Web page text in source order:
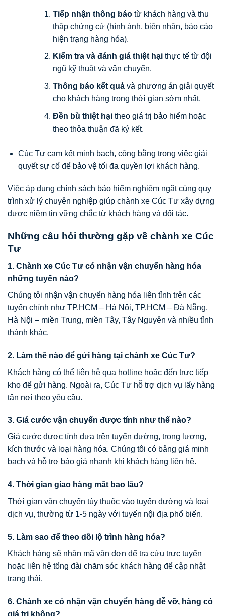
Tiếp nhận thông báotừ khách hàng và thu
thập chứng cứ (hình ảnh, biên nhận, báo cáo
hiện trạng hàng hóa).
Kiểm tra và đánh giá thiệt hạithực tế từ đội
ngũ kỹ thuật và vận chuyển.
Thông báo kết quảvà phương án giải quyết
cho khách hàng trong thời gian sớm nhất.
Đền bù thiệt hạitheo giá trị bảo hiểm hoặc
theo thỏa thuận đã ký kết.
Cúc Tư cam kết minh bạch, công bằng trong việc giải
quyết sự cố để bảo vệ tối đa quyền lợi khách hàng.
Việc áp dụng chính sách bảo hiểm nghiêm ngặt cùng quy
trình xử lý chuyên nghiệp giúp chành xe Cúc Tư xây dựng
được niềm tin vững chắc từ khách hàng và đối tác.
Những câu hỏi thường gặp về chành xe Cúc
Tư
1. Chành xe Cúc Tư có nhận vận chuyển hàng hóa
những tuyến nào?
Chúng tôi nhận vận chuyển hàng hóa liên tỉnh trên các
tuyến chính như TP.HCM – Hà Nội, TP.HCM – Đà Nẵng,
Hà Nội – miền Trung, miền Tây, Tây Nguyên và nhiều tỉnh
thành khác.
2. Làm thế nào để gửi hàng tại chành xe Cúc Tư?
Khách hàng có thể liên hệ qua hotline hoặc đến trực tiếp
kho để gửi hàng. Ngoài ra, Cúc Tư hỗ trợ dịch vụ lấy hàng
tận nơi theo yêu cầu.
3. Giá cước vận chuyển được tính như thế nào?
Giá cước được tính dựa trên tuyến đường, trọng lượng,
kích thước và loại hàng hóa. Chúng tôi có bảng giá minh
bạch và hỗ trợ báo giá nhanh khi khách hàng liên hệ.
4. Thời gian giao hàng mất bao lâu?
Thời gian vận chuyển tùy thuộc vào tuyến đường và loại
dịch vụ, thường từ 1-5 ngày với tuyến nội địa phổ biến.
5. Làm sao để theo dõi lộ trình hàng hóa?
Khách hàng sẽ nhận mã vận đơn để tra cứu trực tuyến
hoặc liên hệ tổng đài chăm sóc khách hàng để cập nhật
trạng thái.
6. Chành xe có nhận vận chuyển hàng dễ vỡ, hàng có
giá trị không?